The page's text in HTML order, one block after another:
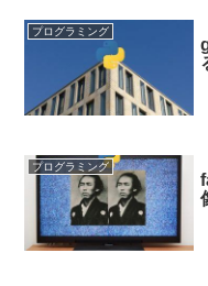
プログラミング
プログラミング